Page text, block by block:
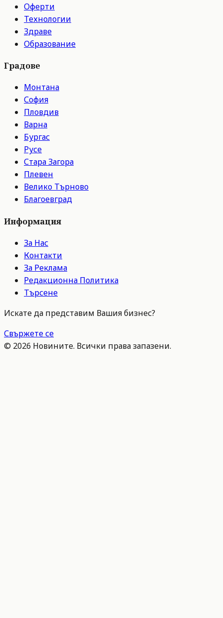
Оферти
Технологии
Здраве
Образование
Градове
Монтана
София
Пловдив
Варна
Бургас
Русе
Стара Загора
Плевен
Велико Търново
Благоевград
Информация
За Нас
Контакти
За Реклама
Редакционна Политика
Търсене
Искате да представим Вашия бизнес?
Свържете се
© 2026 Новините. Всички права запазени.